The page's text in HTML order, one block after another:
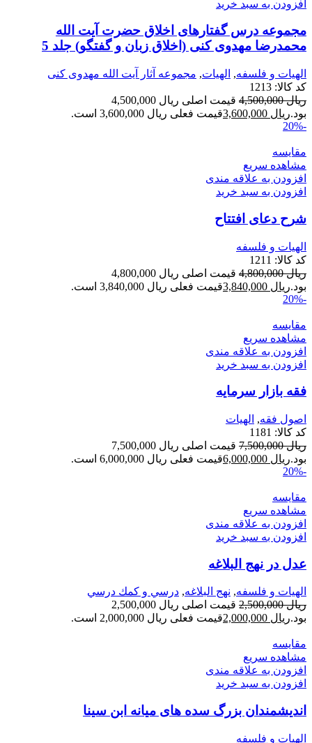
افزودن به سبد خرید
مجموعه درس گفتارهای اخلاق حضرت آیت الله
محمدرضا مهدوی کنی (اخلاق زبان و گفتگو) جلد 5
الهیات و فلسفه, الهيات, مجموعه آثار آیت الله مهدوی کنی
کد کالا: 1213
ریال4,500,000
قیمت اصلی ریال 4,500,000
بود.ریال
قیمت فعلی ریال 3,600,000 است.
-20%
مقایسه
مشاهده سریع
افزودن به علاقه مندی
افزودن به سبد خرید
شرح دعای افتتاح
الهیات و فلسفه
کد کالا: 1211
ریال4,800,000
قیمت اصلی ریال 4,800,000
بود.ریال
قیمت فعلی ریال 3,840,000 است.
-20%
مقایسه
مشاهده سریع
افزودن به علاقه مندی
افزودن به سبد خرید
فقه بازار سرمایه
اصول فقه, الهيات
کد کالا: 1181
ریال7,500,000
قیمت اصلی ریال 7,500,000
بود.ریال
قیمت فعلی ریال 6,000,000 است.
-20%
مقایسه
مشاهده سریع
افزودن به علاقه مندی
افزودن به سبد خرید
عدل در نهج البلاغه
الهیات و فلسفه, نهج البلاغه, درسي و كمك درسي
ریال2,500,000
قیمت اصلی ریال 2,500,000
بود.ریال قیمت فعلی ریال 2,000,000 است.
مقایسه
مشاهده سریع
افزودن به علاقه مندی
افزودن به سبد خرید
اندیشمندان بزرگ سده های میانه ابن سینا
الهیات و فلسفه